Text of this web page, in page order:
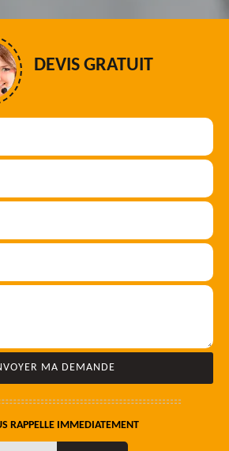
DEVIS GRATUIT
RAPPELLE IMMEDIATEMENT